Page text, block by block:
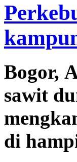
Bogor,
sawit
di